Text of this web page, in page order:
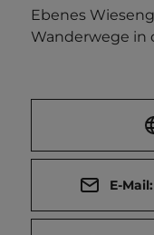
Ebenes
Wanderwege in
E-Mail: